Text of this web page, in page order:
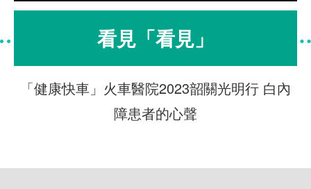
看見「看見」
「健康快車」火車醫院2023韶關光明行 白內
障患者的心聲